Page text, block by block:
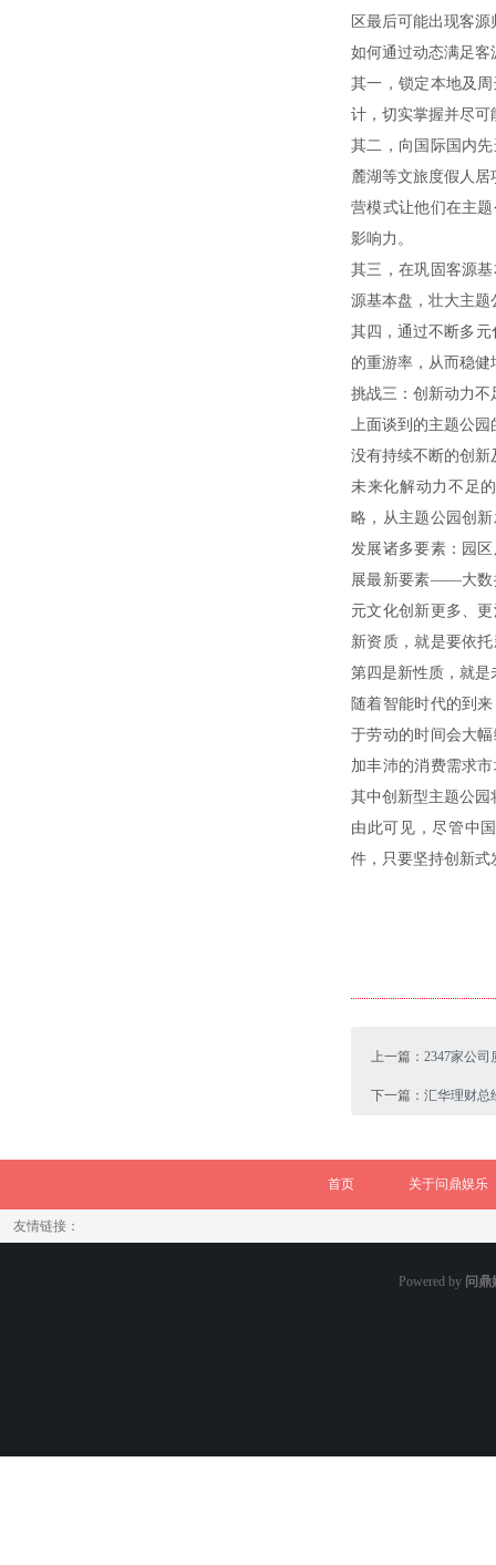
区最后可能出现客
如何通过动态满足
其一，锁定本地及
计，切实掌握并尽
其二，向国际国内
麓湖等文旅度假人
营模式让他们在主
影响力。
其三，在巩固客源
源基本盘，壮大主
其四，通过不断多元
的重游率，从而稳
挑战三：创新动力
上面谈到的主题公
没有持续不断的创
未来化解动力不足
略，从主题公园创
发展诸多要素：园
展最新要素——大数
元文化创新更多、
新资质，就是要依
第四是新性质，就
随着智能时代的到
于劳动的时间会大
加丰沛的消费需求
其中创新型主题公园
由此可见，尽管中
件，只要坚持创新
上一篇： 2347家公司
下一篇： 汇华理财总
首页 关于问鼎娱乐
友情链接：
Powered by 问鼎